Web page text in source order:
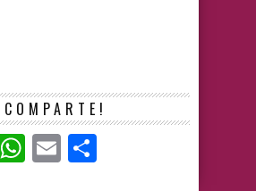
COMPARTE!
TwitterWhatsApp
Email